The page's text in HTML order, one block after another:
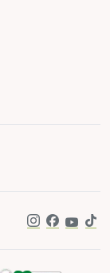
Instagram
Facebook